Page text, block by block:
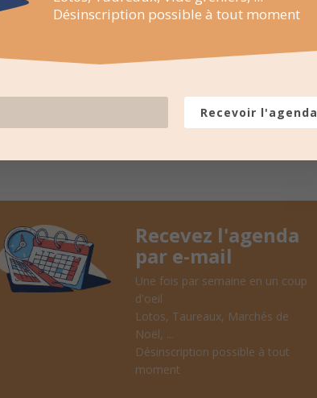
un résumé une fois
Recevez l'agenda
par e-mail
Une fois par semaine en un coup
d'oeil
Lotos, Taureaux, Marchés de
Noël, ...
Désinscription possible à tout
moment
Désinscription possible à tout moment
Recevoir l'agenda